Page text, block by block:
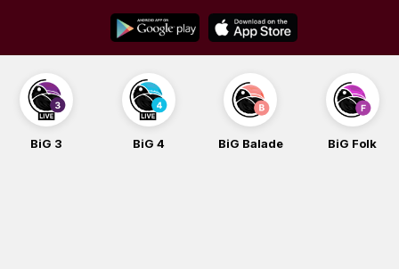
content
BiG 3 BiG 4 BiG Balade BiG Folk